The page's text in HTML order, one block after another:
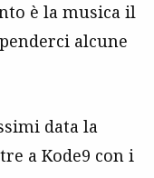
è la musica il
alcune
data la
a Kode9 con i